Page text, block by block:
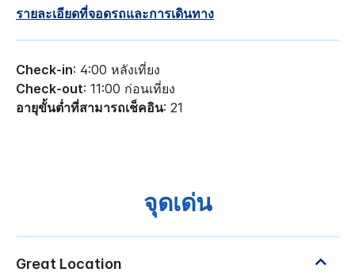
รายละเอียดที่จอดรถและการเดินทาง
Check-in: 4:00 หลังเที่ยง
Check-out: 11:00 ก่อนเที่ยง
อายุขั้นต่ำที่สามารถเช็คอิน: 21
จุดเด่น